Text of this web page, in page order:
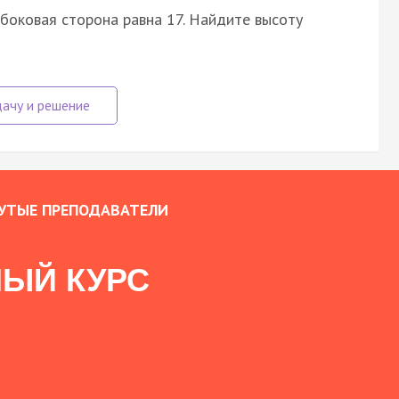
сторона равна 17. Найдите высоту
ПРЕПОДАВАТЕЛИ
КУРС